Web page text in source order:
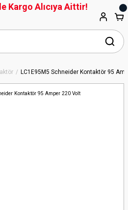
LC1E95M5 Schneider Kontaktör 95
Kargo Alıcıya Aittir!